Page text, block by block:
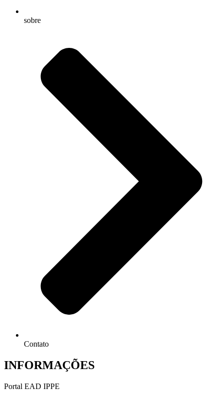
sobre
Contato
INFORMAÇÕES
Portal EAD IPPE